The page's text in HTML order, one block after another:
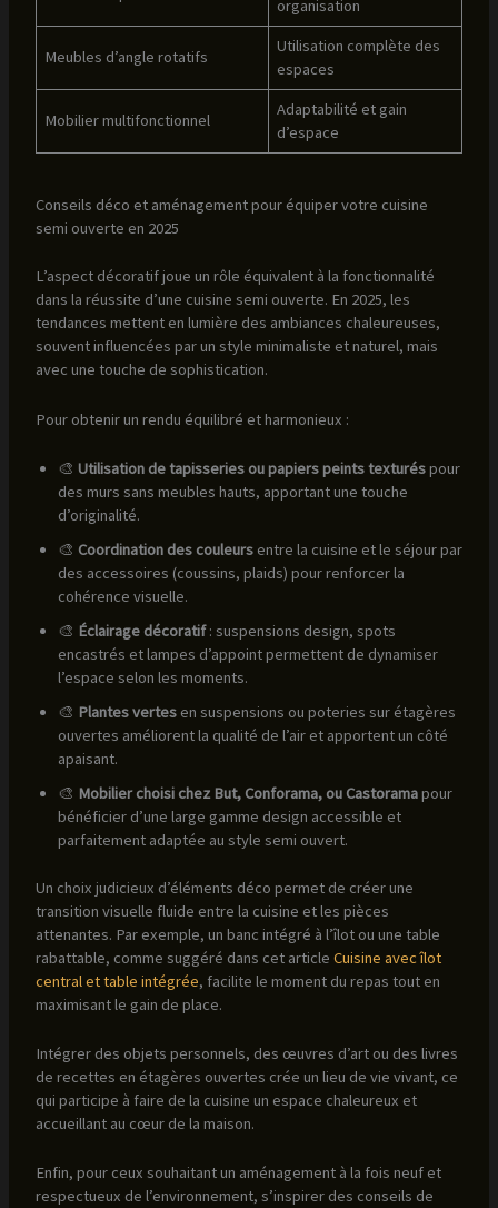
organisation
Meubles d’angle rotatifs
Utilisation complète des
espaces
Mobilier multifonctionnel
Adaptabilité et gain
d’espace
Conseils déco et aménagement pour équiper votre cuisine
semi ouverte en 2025
L’aspect décoratif joue un rôle équivalent à la fonctionnalité
dans la réussite d’une cuisine semi ouverte. En 2025, les
tendances mettent en lumière des ambiances chaleureuses,
souvent influencées par un style minimaliste et naturel, mais
avec une touche de sophistication.
Pour obtenir un rendu équilibré et harmonieux :
🎨 Utilisation de tapisseries ou papiers peints texturéspour
des murs sans meubles hauts, apportant une touche
d’originalité.
🎨 Coordination des couleursentre la cuisine et le séjour par
des accessoires (coussins, plaids) pour renforcer la
cohérence visuelle.
🎨 Éclairage décoratif: suspensions design, spots
encastrés et lampes d’appoint permettent de dynamiser
l’espace selon les moments.
🎨 Plantes vertesen suspensions ou poteries sur étagères
ouvertes améliorent la qualité de l’air et apportent un côté
apaisant.
🎨 Mobilier choisi chez But, Conforama, ou Castoramapour
bénéficier d’une large gamme design accessible et
parfaitement adaptée au style semi ouvert.
Un choix judicieux d’éléments déco permet de créer une
transition visuelle fluide entre la cuisine et les pièces
attenantes. Par exemple, un banc intégré à l’îlot ou une table
rabattable, comme suggéré dans cet article Cuisine avec îlot
central et table intégrée, facilite le moment du repas tout en
maximisant le gain de place.
Intégrer des objets personnels, des œuvres d’art ou des livres
de recettes en étagères ouvertes crée un lieu de vie vivant, ce
qui participe à faire de la cuisine un espace chaleureux et
accueillant au cœur de la maison.
Enfin, pour ceux souhaitant un aménagement à la fois neuf et
respectueux de l’environnement, s’inspirer des conseils de